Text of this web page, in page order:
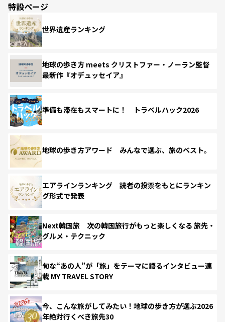
特設ページ
世界遺産ランキング
地球の歩き方 meets クリストファー・ノーラン監督
最新作『オデュッセイア』
準備も滞在もスマートに！ トラベルハック2026
地球の歩き方アワード みんなで選ぶ、旅のベスト。
エアラインランキング 読者の投票をもとにランキン
グ形式で発表
Next韓国旅 次の韓国旅行がもっと楽しくなる 旅先・
グルメ・テクニック
旬な“あの人”が「旅」をテーマに語るインタビュー連
載 MY TRAVEL STORY
今、こんな旅がしてみたい！地球の歩き方が選ぶ2026
年絶対行くべき旅先30